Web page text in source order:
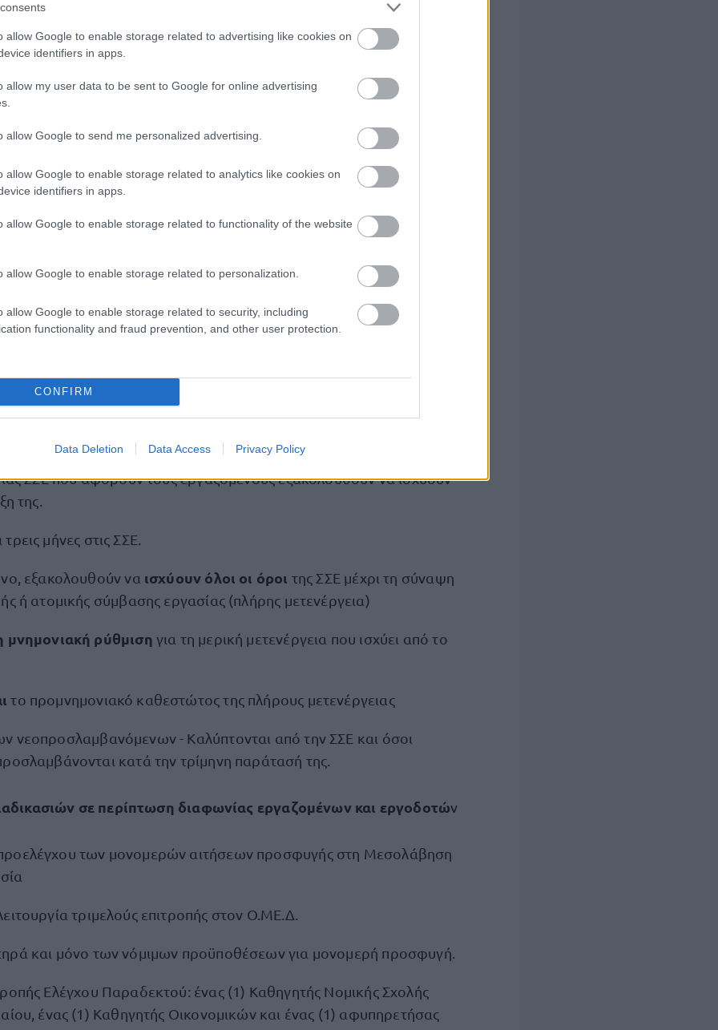
allow Google to enable storage related to advertising like cookies on
identifiers in apps.
allow my user data to be sent to Google for online advertising
allow Google to send me personalized advertising.
allow Google to enable storage related to analytics like cookies on
identifiers in apps.
allow Google to enable storage related to functionality of the website
allow Google to enable storage related to personalization.
allow Google to enable storage related to security, including
functionality and fraud prevention, and other user protection.
CONFIRM
Data Deletion Data Access Privacy Policy
των εργαζομένων μετά τη λήξη των Συλλογικών Συμβάσεων
ΣΣΕ που αφορούν τους εργαζόμενους εξακολουθούν να ισχύουν
της.
τρεις μήνες στις ΣΣΕ.
εξακολουθούν να ισχύουν όλοι οι όροι της ΣΣΕ μέχρι τη σύναψη
ή ατομικής σύμβασης εργασίας (πλήρης μετενέργεια)
μνημονιακή ρύθμιση για τη μερική μετενέργεια που ισχύει από το
το προμνημονιακό καθεστώτος της πλήρους μετενέργειας
νεοπροσλαμβανόμενων - Καλύπτονται από την ΣΣΕ και όσοι
κατά την τρίμηνη παράτασή της.
σε περίπτωση διαφωνίας εργαζομένων και εργοδοτών
των μονομερών αιτήσεων προσφυγής στη Μεσολάβηση
τριμελούς επιτροπής στον Ο.ΜΕ.Δ.
και μόνο των νόμιμων προϋποθέσεων για μονομερή προσφυγή.
Ελέγχου Παραδεκτού: ένας (1) Καθηγητής Νομικής Σχολής
ένας (1) Καθηγητής Οικονομικών και ένας (1) αφυπηρετήσας